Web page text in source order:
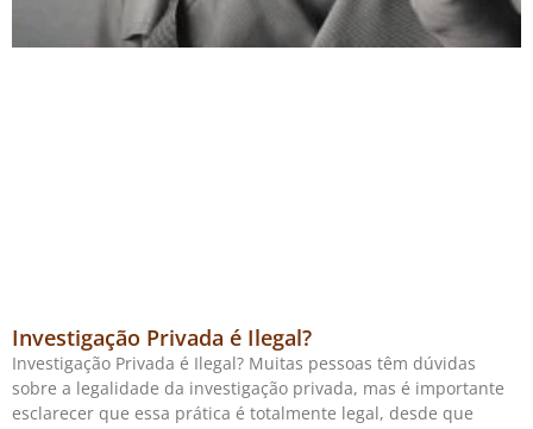
Investigação Privada é Ilegal?
Investigação Privada é Ilegal? Muitas pessoas têm dúvidas
sobre a legalidade da investigação privada, mas é importante
esclarecer que essa prática é totalmente legal, desde que